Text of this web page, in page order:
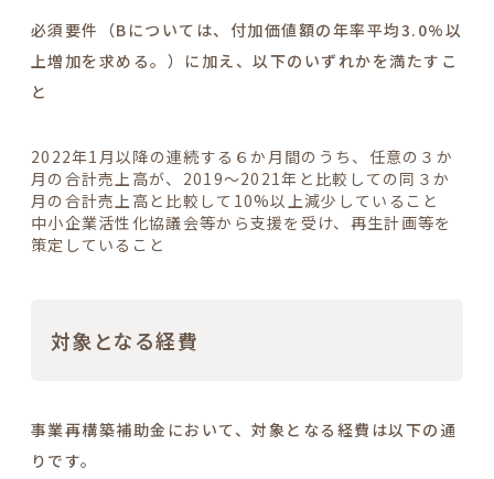
必須要件（Bについては、 付加価値額の年率平均3.0%以
上増加を求める。）に加え、以下のいずれかを満たすこ
と
2022年1月以降の連続する６か月間のうち、任意の３か
月の合計売上高が、2019～2021年と比較しての同３か
月の合計売上高と比較して 10%以上減少 していること
中小企業活性化協議会等から支援を受け、 再生計画等を
策定 していること
対象となる経費
事業再構築補助金において、対象となる経費は以下の通
りです。